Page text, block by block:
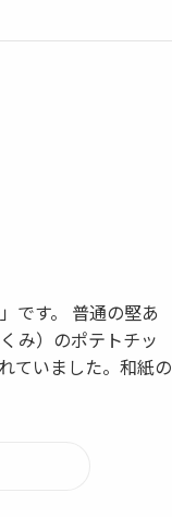
です。 普通の堅あ
み）のポテトチッ
ていました。和紙の